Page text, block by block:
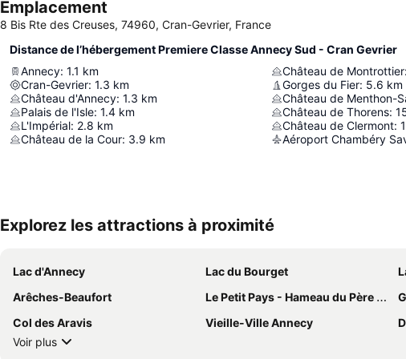
Emplacement
8 Bis Rte des Creuses, 74960, Cran-Gevrier, France
Distance de l’hébergement Premiere Classe Annecy Sud - Cran Gevrier
Annecy: 1.1 km
Cran-Gevrier: 1.3 km
Château d'Annecy: 1.3 km
Palais de l'Isle: 1.4 km
L'Impérial: 2.8 km
Château de la Cour: 3.9 km
Château de Montrottier:
Gorges du Fier: 5.6 km
Château de Menthon-
Château de Thorens:
Château de Clermont:
Aéroport Chambéry
Explorez les attractions à proximité
Lac d'Annecy Lac du Bourget
Arêches-Beaufort
Le Petit Pays - Hameau du Père Noël
Col des Aravis
Vieille-Ville Annecy
Voir plus